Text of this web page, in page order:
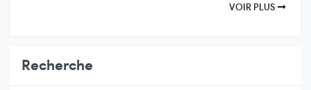
VOIR PLUS
Recherche